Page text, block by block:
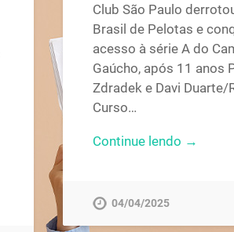
Club São Paulo
Brasil de Pelotas e
acesso à série A do
Gaúcho, após 11 anos
Zdradek e Davi Duarte/
Curso…
Continue lendo →
04/04/2025